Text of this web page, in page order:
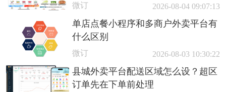
微订 2026-08-04 09:07:13
单店点餐小程序和多商户外卖平台有
什么区别
微订 2026-08-03 10:30:22
县城外卖平台配送区域怎么设？超区
订单先在下单前处理